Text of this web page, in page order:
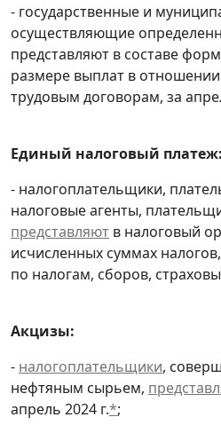
- государственные и
осуществляющие
представляют в составе
размере выплат в
трудовым договорам, за
Единый налоговый платеж:
- налогоплательщики,
налоговые агенты,
представляют в налоговый
исчисленных суммах
по налогам, сборов,
Акцизы:
- налогоплательщики,
нефтяным сырьем,
апрель 2024 г.*;